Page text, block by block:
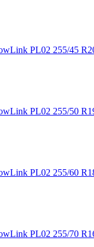
PL02 255/45
PL02 255/50
PL02 255/60
PL02 255/70